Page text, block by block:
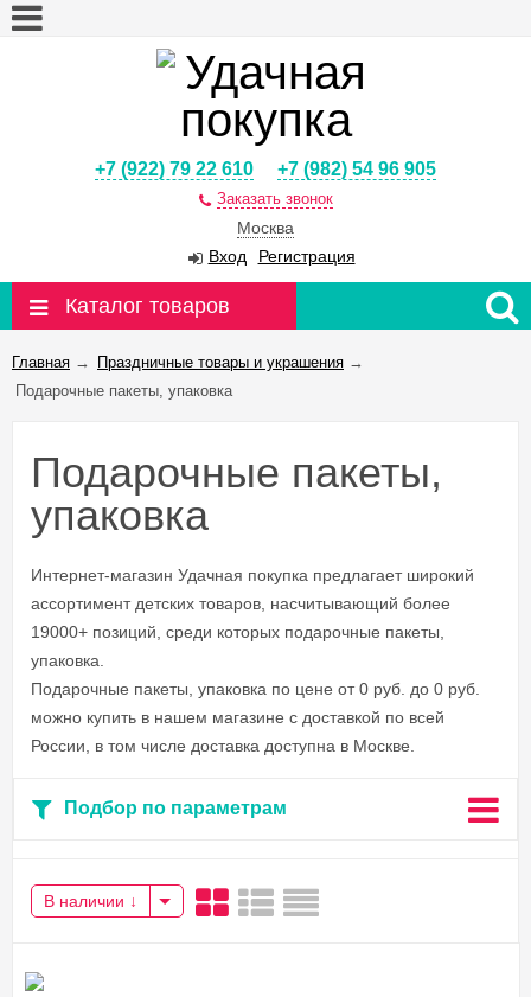
+7 (922) 79 22 610 +7 (982) 54 96 905
Заказать звонок
Москва
Вход
Регистрация
Каталог товаров
Главная → Праздничные товары и украшения →
Подарочные пакеты, упаковка
Подарочные пакеты,
упаковка
Интернет-магазин Удачная покупка предлагает широкий
ассортимент детских товаров, насчитывающий более
19000+ позиций, среди которых подарочные пакеты,
упаковка.
Подарочные пакеты, упаковка по цене от 0 руб. до 0 руб.
можно купить в нашем магазине с доставкой по всей
России, в том числе доставка доступна в Москве.
Подбор по параметрам
В наличии